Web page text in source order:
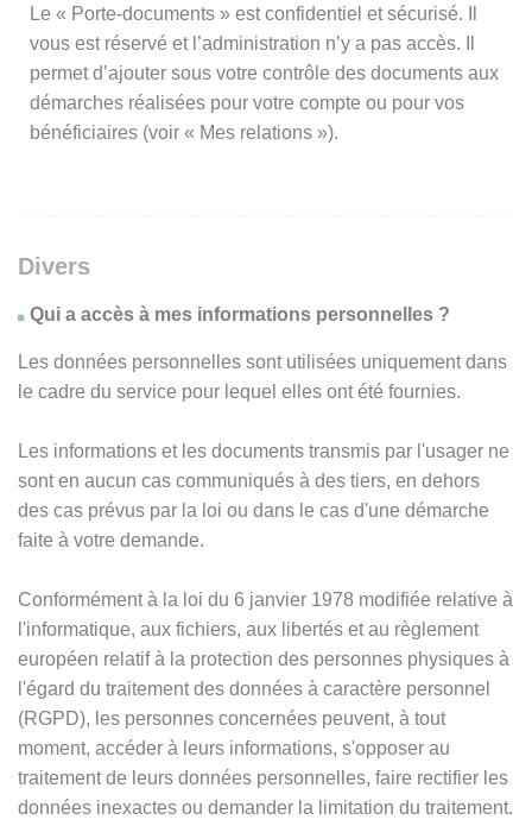
Le « Porte-documents » est confidentiel et sécurisé. Il
vous est réservé et l’administration n’y a pas accès. Il
permet d’ajouter sous votre contrôle des documents aux
démarches réalisées pour votre compte ou pour vos
bénéficiaires (voir « Mes relations »).
Divers
Qui a accès à mes informations personnelles ?
Les données personnelles sont utilisées uniquement dans
le cadre du service pour lequel elles ont été fournies.
Les informations et les documents transmis par l'usager ne
sont en aucun cas communiqués à des tiers, en dehors
des cas prévus par la loi ou dans le cas d'une démarche
faite à votre demande.
Conformément à la loi du 6 janvier 1978 modifiée relative à
l'informatique, aux fichiers, aux libertés et au règlement
européen relatif à la protection des personnes physiques à
l'égard du traitement des données à caractère personnel
(RGPD), les personnes concernées peuvent, à tout
moment, accéder à leurs informations, s'opposer au
traitement de leurs données personnelles, faire rectifier les
données inexactes ou demander la limitation du traitement.